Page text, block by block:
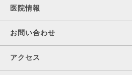
医院情報
お問い合わせ
アクセス